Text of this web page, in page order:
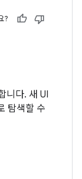
?
니다. 새 UI
탐색할 수